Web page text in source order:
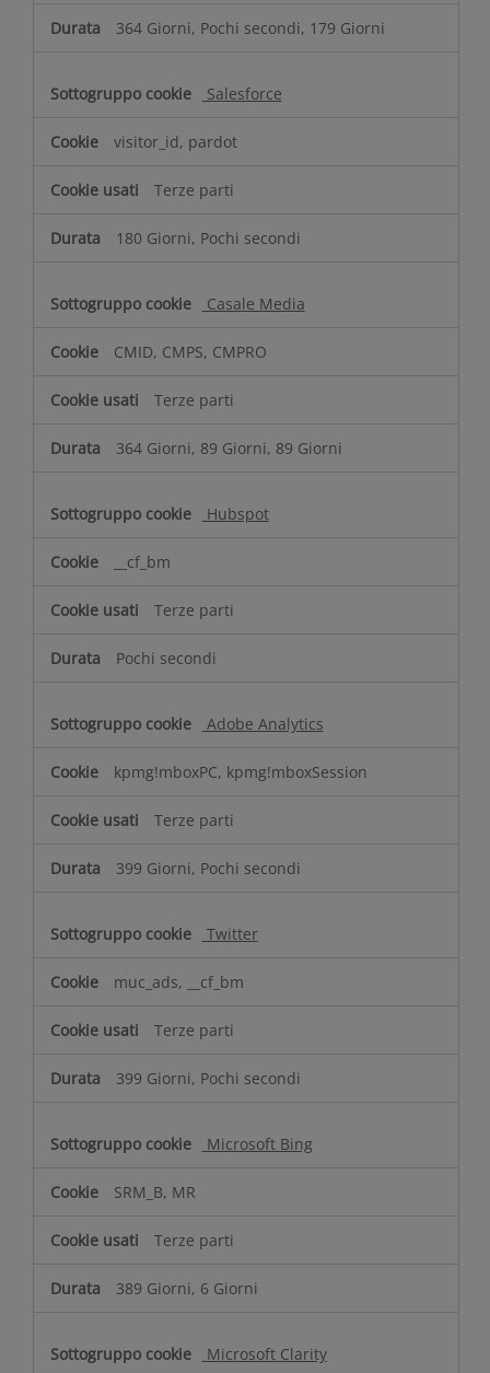
364 Giorni, Pochi secondi, 179 Giorni
Salesforce
visitor_id, pardot
Terze parti
180 Giorni, Pochi secondi
Casale Media
CMID, CMPS, CMPRO
Terze parti
364 Giorni, 89 Giorni, 89 Giorni
Hubspot
__cf_bm
Terze parti
Pochi secondi
Adobe Analytics
kpmg!mboxPC, kpmg!mboxSession
Terze parti
399 Giorni, Pochi secondi
Twitter
muc_ads, __cf_bm
Terze parti
399 Giorni, Pochi secondi
Microsoft Bing
SRM_B, MR
Terze parti
389 Giorni, 6 Giorni
Microsoft Clarity